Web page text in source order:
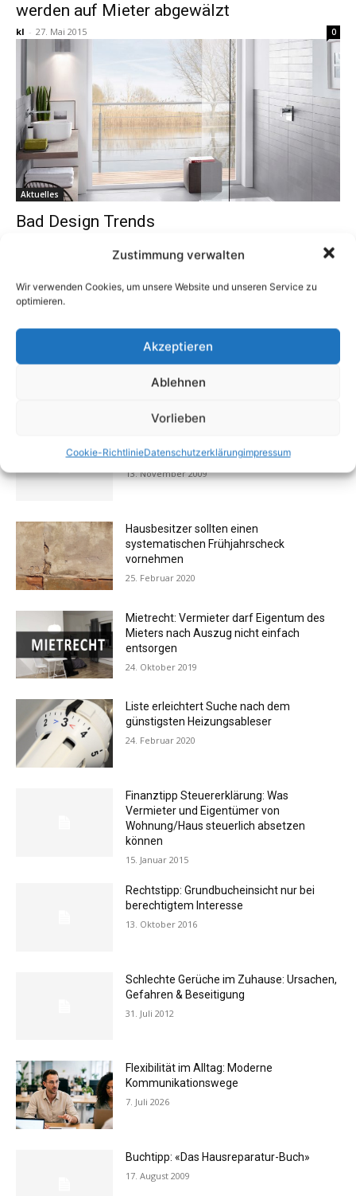
Zustimmung verwalten
Wir verwenden Cookies, um unsere Website und unseren Service zu
optimieren.
Akzeptieren
Ablehnen
Vorlieben
Cookie-RichtlinieDatenschutzerklärungimpressum
werden auf Mieter abgewälzt
kl - 27. Mai 2015 0
Aktuelles
Bad Design Trends
Messehits der imm cologne 2009
13. November 2009
Hausbesitzer sollten einen
systematischen Frühjahrscheck
vornehmen
25. Februar 2020
Mietrecht: Vermieter darf Eigentum des
Mieters nach Auszug nicht einfach
entsorgen
24. Oktober 2019
Liste erleichtert Suche nach dem
günstigsten Heizungsableser
24. Februar 2020
Finanztipp Steuererklärung: Was
Vermieter und Eigentümer von
Wohnung/Haus steuerlich absetzen
können
15. Januar 2015
Rechtstipp: Grundbucheinsicht nur bei
berechtigtem Interesse
13. Oktober 2016
Schlechte Gerüche im Zuhause: Ursachen,
Gefahren & Beseitigung
31. Juli 2012
Flexibilität im Alltag: Moderne
Kommunikationswege
7. Juli 2026
Buchtipp: «Das Hausreparatur-Buch»
17. August 2009